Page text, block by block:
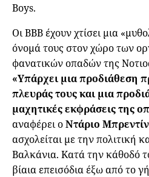
Boys.
Οι ΒΒΒ έχουν χτίσει μια
όνομά τους στον χώρο των
φανατικών οπαδών της
«Υπάρχει μια προδιάθεση
πλευράς τους και μια
μαχητικές εκφράσεις της
αναφέρει οΝτάριο Μπρεντίν
ασχολείται με την πολιτική
Βαλκάνια. Κατά την κάθοδό
βίαια επεισόδια έξω από το